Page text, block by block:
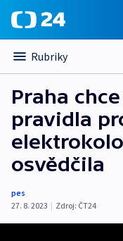
Rubriky
Praha
pravidla
osvědčila
pes
27. 8. 2023 | Zdroj: ČT24